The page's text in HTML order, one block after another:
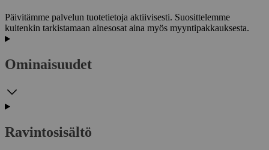
Päivitämme palvelun tuotetietoja aktiivisesti. Suosittelemme
kuitenkin tarkistamaan ainesosat aina myös myyntipakkauksesta.
Ominaisuudet
Ravintosisältö